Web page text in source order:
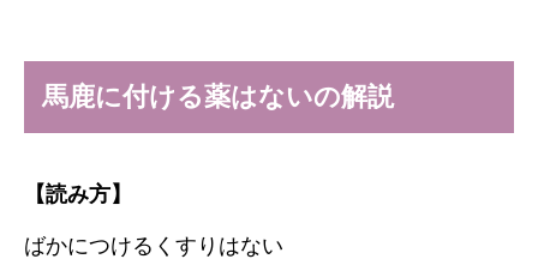
馬鹿に付ける薬はないの解説
【読み方】
ばかにつけるくすりはない